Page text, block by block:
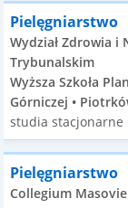
Pielęgniarstwo
Wydział Zdrowia i
Trybunalskim
Wyższa Szkoła
Górniczej •
studia stacjonarne
Pielęgniarstwo
Collegium